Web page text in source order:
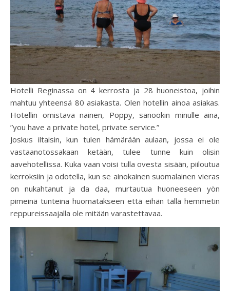
Hotelli Reginassa on 4 kerrosta ja 28 huoneistoa, joihin
mahtuu yhteensä 80 asiakasta. Olen hotellin ainoa asiakas.
Hotellin omistava nainen, Poppy, sanookin minulle aina,
”you have a private hotel, private service.”
Joskus iltaisin, kun tulen hämärään aulaan, jossa ei ole
vastaanotossakaan ketään, tulee tunne kuin olisin
aavehotellissa. Kuka vaan voisi tulla ovesta sisään, piiloutua
kerroksiin ja odotella, kun se ainokainen suomalainen vieras
on nukahtanut ja da daa, murtautua huoneeseen yön
pimeinä tunteina huomatakseen että eihän tällä hemmetin
reppureissaajalla ole mitään varastettavaa.